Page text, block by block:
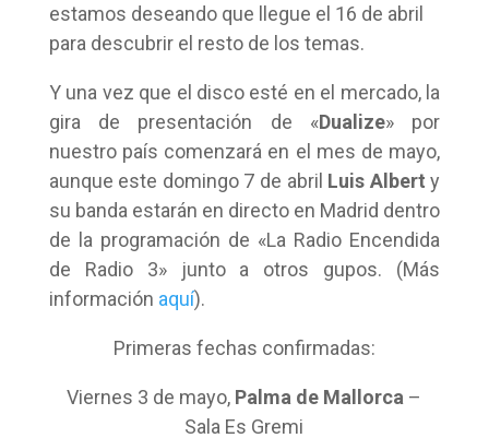
estamos deseando que llegue el 16 de abril
para descubrir el resto de los temas.
Y una vez que el disco esté en el mercado, la
gira de presentación de «Dualize» por
nuestro país comenzará en el mes de mayo,
aunque este domingo 7 de abril Luis Albert y
su banda estarán en directo en Madrid dentro
de la programación de «La Radio Encendida
de Radio 3» junto a otros gupos. (Más
información aquí).
Primeras fechas confirmadas:
Viernes 3 de mayo, Palma de Mallorca –
Sala Es Gremi